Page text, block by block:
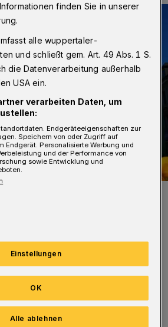
von der Vohwinkeler Straße
Langen Brücke. Die WSW
finden Sie in unserer
alle wuppertaler-
und schließt gem. Art. 49 Abs. 1 S.
die Datenverarbeitung außerhalb
USA ein.
verarbeiten Daten, um
Endgeräteeigenschaften zur
Speichern von oder Zugriff auf
Endgerät. Personalisierte Werbung und
und der Performance von
sowie Entwicklung und
Einstellungen
Alle ablehnen
OK